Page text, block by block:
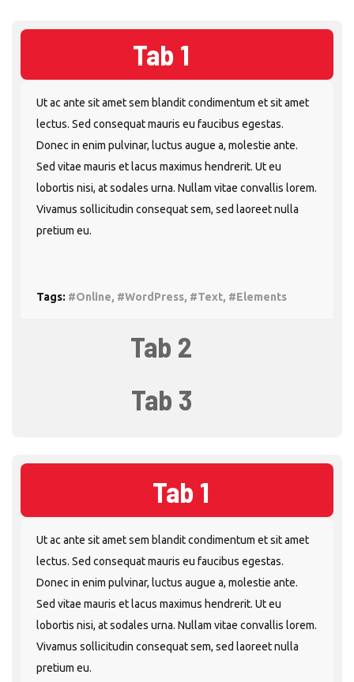
Tab 1
Ut ac ante sit amet sem blandit condimentum et sit amet
lectus. Sed consequat mauris eu faucibus egestas.
Donec in enim pulvinar, luctus augue a, molestie ante.
Sed vitae mauris et lacus maximus hendrerit. Ut eu
lobortis nisi, at sodales urna. Nullam vitae convallis lorem.
Vivamus sollicitudin consequat sem, sed laoreet nulla
pretium eu.
Tags: #Online, #WordPress, #Text, #Elements
Tab 2
Tab 3
Tab 1
Ut ac ante sit amet sem blandit condimentum et sit amet
lectus. Sed consequat mauris eu faucibus egestas.
Donec in enim pulvinar, luctus augue a, molestie ante.
Sed vitae mauris et lacus maximus hendrerit. Ut eu
lobortis nisi, at sodales urna. Nullam vitae convallis lorem.
Vivamus sollicitudin consequat sem, sed laoreet nulla
pretium eu.